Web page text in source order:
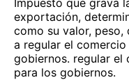
exportación,
como su valor,
a regular el
gobiernos. regular el
para los gobiernos.